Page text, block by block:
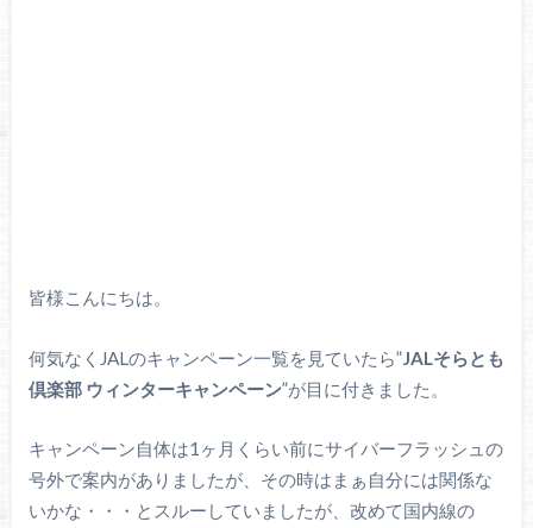
皆様こんにちは。
何気なくJALのキャンペーン一覧を見ていたら”JALそらとも
倶楽部 ウィンターキャンペーン”が目に付きました。
キャンペーン自体は1ヶ月くらい前にサイバーフラッシュの
号外で案内がありましたが、その時はまぁ自分には関係な
いかな・・・とスルーしていましたが、改めて国内線の